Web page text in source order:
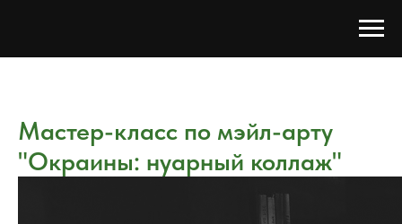
Мастер-класс по мэйл-арту
"Окраины: нуарный коллаж"